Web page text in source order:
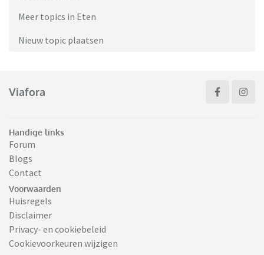
Meer topics in Eten
Nieuw topic plaatsen
Viafora
Handige links
Forum
Blogs
Contact
Voorwaarden
Huisregels
Disclaimer
Privacy- en cookiebeleid
Cookievoorkeuren wijzigen